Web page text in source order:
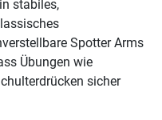
stabiles,
Spotter Arms
Übungen wie
sicher